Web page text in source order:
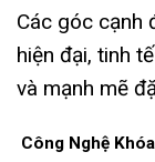
Các góc cạnh
hiện đại, tinh
và mạnh mẽ
Công Nghệ